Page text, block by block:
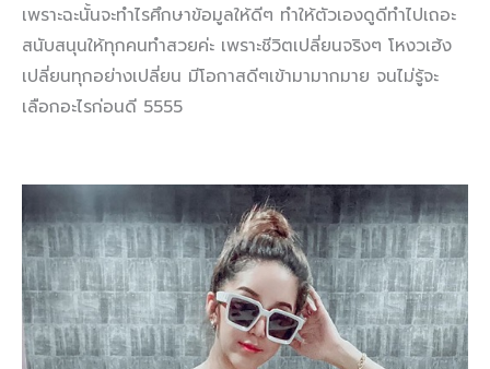
เพราะฉะนั้นจะทำไรศึกษาข้อมูลให้ดีๆ ทำให้ตัวเองดูดีทำไปเถอะ
สนับสนุนให้ทุกคนทำสวยค่ะ เพราะชีวิตเปลี่ยนจริงๆ โหงวเฮ้ง
เปลี่ยนทุกอย่างเปลี่ยน มีโอกาสดีๆเข้ามามากมาย จนไม่รู้จะ
เลือกอะไรก่อนดี 5555